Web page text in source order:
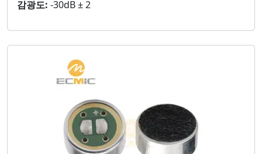
감광도: -30dB ± 2